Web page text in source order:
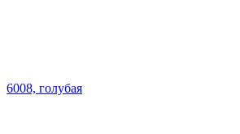
6008, голубая